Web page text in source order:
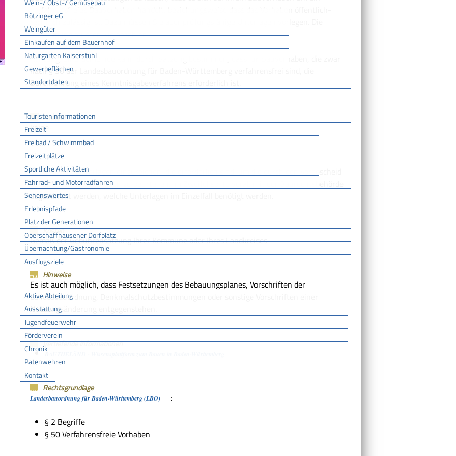
Wein-/ Obst-/ Gemüsebau
Bötzinger eG
Weingüter
Einkaufen auf dem Bauernhof
Naturgarten Kaiserstuhl
Gewerbeflächen
Standortdaten
Touristeninformationen
Freizeit
Freibad / Schwimmbad
Freizeitplätze
Sportliche Aktivitäten
Fahrrad- und Motorradfahren
Sehenswertes
Erlebnispfade
Platz der Generationen
Oberschaffhausener Dorfplatz
Übernachtung/Gastronomie
Ausflugsziele
FFW
Aktive Abteilung
Ausstattung
Jugendfeuerwehr
Förderverein
Chronik
Patenwehren
Kontakt
Vereine
verfahrensfreies Bauvorhaben handelt, beziehungsweise dass das Vorhaben öffentlich-
rechtlich zulässig ist. Dazu müssen Sie aber prüfungsfähige Unterlagen vorlegen.
Bestätigung müssen Sie bezahlen.
Achtung: Eine Gemeinde kann durch Satzung bestimmen, dass für Bauvorhaben, die zwar
nach § 50 der Landesbauordnung für Baden-Württemberg verfahrensfrei sind, die
Durchführung eines Kenntnisgabeverfahrens erforderlich ist.
Fristen
keine
Erforderliche Unterlagen
Es sind alle Bauvorlagen einzureichen, die erforderlich sind, um die durch den Vorbescheid
zu entscheidenden Fragen zu beurteilen. Im Zweifel sollte vorab mit der Baurechtsbehörde
abgestimmt werden, welche Unterlagen im Einzelfall benötigt werden.
Kosten
Gemäß der Gebührensatzung Ihrer Kommune oder Ihres Landkreises
Hinweise
Es ist auch möglich, dass Festsetzungen des Bebauungsplanes, Vorschriften der
Landesbauordnung, Denkmalschutzbestimmungen oder sonstige Vorschriften einer
Nutzungsänderung entgegenstehen.
Vertiefende Informationen
BAUTHELÄND - Wissensplattform zum Bauen in Baden-Württemberg
Rechtsgrundlage
Landesbauordnung für Baden-Württemberg (LBO)
:
§ 2 Begriffe
§ 50 Verfahrensfreie Vorhaben